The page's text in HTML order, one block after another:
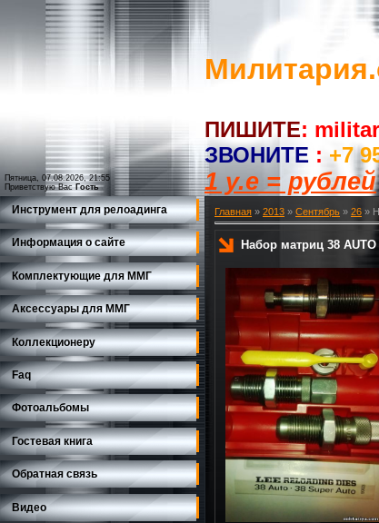
Пятница, 07.08.2026, 21:55
Приветствую Вас Гость
ПИШИТЕ:
ЗВОНИТЕ : +7
1 у.е = рублей
Инструмент для релоадинга
Информация о сайте
Комплектующие для ММГ
Аксессуары для ММГ
Коллекционеру
Faq
Фотоальбомы
Гостевая книга
Обратная связь
Видео
Главная » 2013 » Сентябрь » 26 »
Набор матриц 38